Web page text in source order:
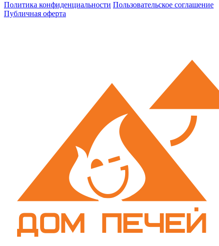
Политика конфиденциальности Пользовательское соглашение
Публичная оферта